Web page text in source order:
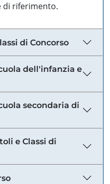
di riferimento.
di Concorso
dell'infanzia e
secondaria di
e Classi di